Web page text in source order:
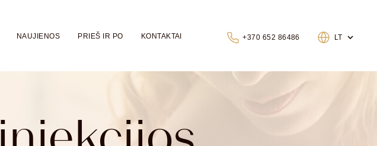
NAUJIENOS PRIEŠ IR PO KONTAKTAI +370 652 86486 LT